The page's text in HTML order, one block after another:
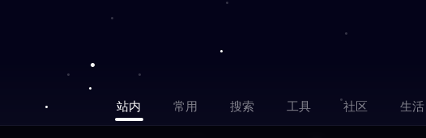
站内 常用 搜索 工具 社区 生活